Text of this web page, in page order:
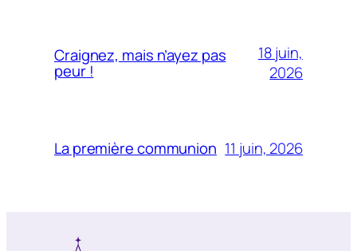
Craignez, mais n’ayez pas
peur !
18 juin,
2026
La première communion 11 juin, 2026